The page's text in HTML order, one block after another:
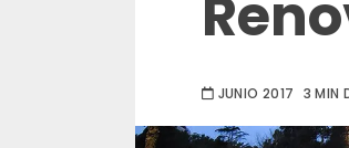
JUNIO 2017 3 MIN